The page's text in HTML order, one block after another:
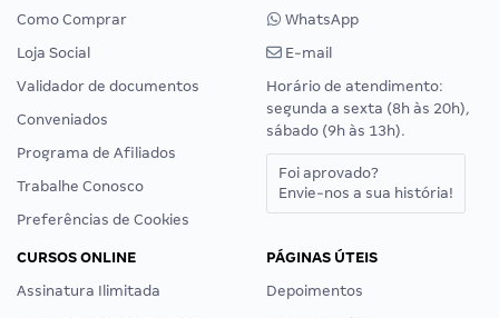
Como Comprar
Loja Social
Validador de documentos
Conveniados
Programa de Afiliados
Trabalhe Conosco
Preferências de Cookies
WhatsApp
E-mail
Horário de atendimento:
segunda a sexta (8h às 20h),
sábado (9h às 13h).
Foi aprovado?
Envie-nos a sua história!
CURSOS ONLINE
Assinatura Ilimitada
PÁGINAS ÚTEIS
Depoimentos